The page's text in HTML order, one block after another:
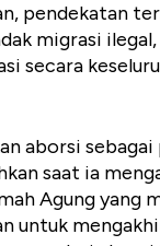
pendekatan
migrasi
secara
aborsi
saat ia
Agung yang
untuk